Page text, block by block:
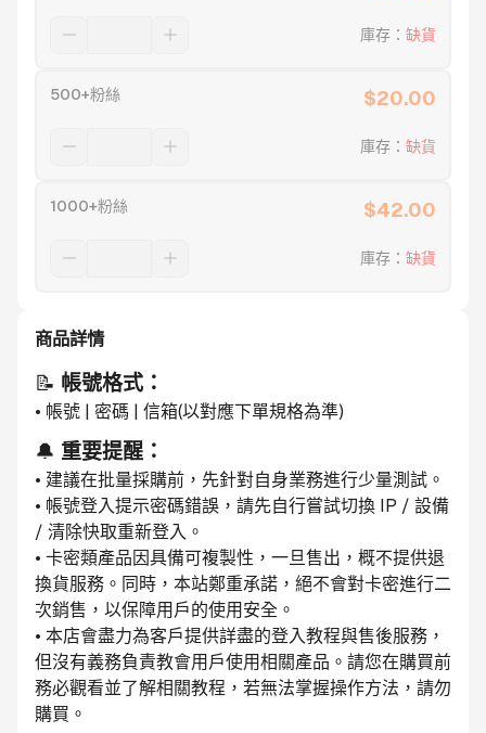
庫存 ： 缺貨
500+粉絲 $20.00
庫存 ： 缺貨
1000+粉絲 $42.00
庫存 ： 缺貨
商品詳情
📝 帳號格式：
• 帳號 | 密碼 | 信箱(以對應下單規格為準)
🔔 重要提醒：
• 建議在批量採購前，先針對自身業務進行少量測試。
• 帳號登入提示密碼錯誤，請先自行嘗試切換 IP / 設備
/ 清除快取重新登入。
• 卡密類產品因具備可複製性，一旦售出，概不提供退
換貨服務。同時，本站鄭重承諾，絕不會對卡密進行二
次銷售，以保障用戶的使用安全。
• 本店會盡力為客戶提供詳盡的登入教程與售後服務，
但沒有義務負責教會用戶使用相關產品。請您在購買前
務必觀看並了解相關教程，若無法掌握操作方法，請勿
購買。